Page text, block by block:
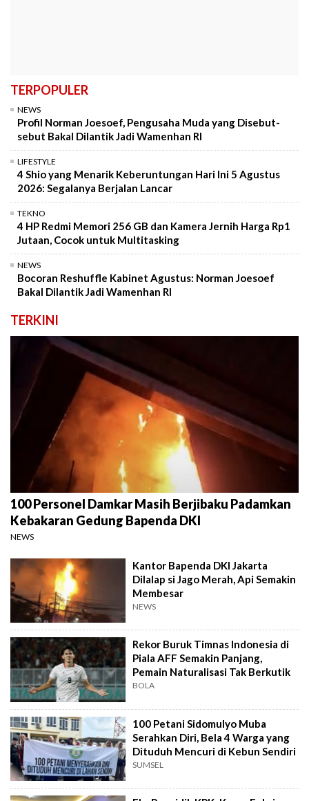
TERPOPULER
NEWS
Profil Norman Joesoef, Pengusaha Muda yang Disebut-
sebut Bakal Dilantik Jadi Wamenhan RI
LIFESTYLE
4 Shio yang Menarik Keberuntungan Hari Ini 5 Agustus
2026: Segalanya Berjalan Lancar
TEKNO
4 HP Redmi Memori 256 GB dan Kamera Jernih Harga Rp1
Jutaan, Cocok untuk Multitasking
NEWS
Bocoran Reshuffle Kabinet Agustus: Norman Joesoef
Bakal Dilantik Jadi Wamenhan RI
TERKINI
100 Personel Damkar Masih Berjibaku Padamkan
Kebakaran Gedung Bapenda DKI
NEWS
Kantor Bapenda DKI Jakarta
Dilalap si Jago Merah, Api Semakin
Membesar
NEWS
Rekor Buruk Timnas Indonesia di
Piala AFF Semakin Panjang,
Pemain Naturalisasi Tak Berkutik
BOLA
100 Petani Sidomulyo Muba
Serahkan Diri, Bela 4 Warga yang
Dituduh Mencuri di Kebun Sendiri
SUMSEL